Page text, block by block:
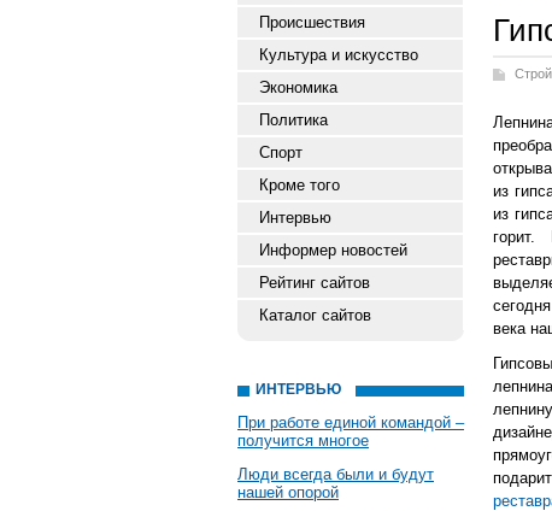
Происшествия
Культура и искусство
Экономика
Политика
Спорт
Кроме того
Интервью
Информер новостей
Рейтинг сайтов
Каталог сайтов
ИНТЕРВЬЮ
При работе единой командой –
получится многое
Люди всегда были и будут
нашей опорой
из
из
горит.
века